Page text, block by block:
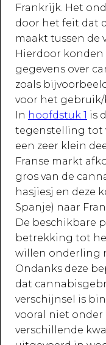
Frankrijk. Het
door het feit dat
maakt tussen de
Hierdoor
gegevens over
zoals
voor het gebruik/
In hoofdstuk 1 is
tegenstelling tot
een zeer klein
Franse markt
gros van de
hasjiesj en deze
Spanje) naar
De beschikbare
betrekking tot
willen onderling
Ondanks deze
dat
verschijnsel is
vooral niet onder
verschillende